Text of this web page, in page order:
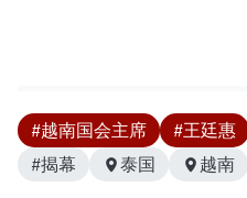
#越南国会主席 #王廷惠
#揭幕
泰国 越南